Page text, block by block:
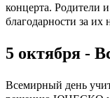
концерта. Родители
благодарности за
5 октября -
Всемирный день